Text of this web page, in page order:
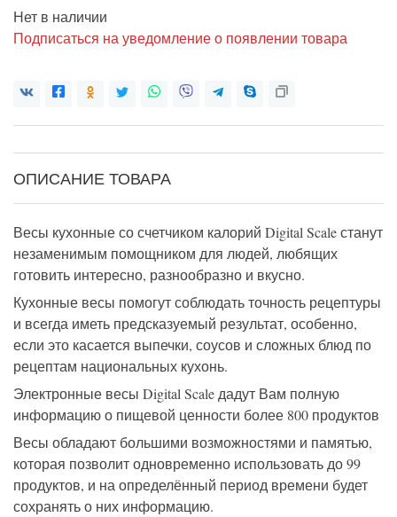
Нет в наличии
Подписаться на уведомление о появлении товара
ОПИСАНИЕ ТОВАРА
Весы кухонные со счетчиком калорий Digital Scale станут
незаменимым помощником для людей, любящих
готовить интересно, разнообразно и вкусно.
Кухонные весы помогут соблюдать точность рецептуры
и всегда иметь предсказуемый результат, особенно,
если это касается выпечки, соусов и сложных блюд по
рецептам национальных кухонь.
Электронные весы Digital Scale дадут Вам полную
информацию о пищевой ценности более 800 продуктов
Весы обладают большими возможностями и памятью,
которая позволит одновременно использовать до 99
продуктов, и на определённый период времени будет
сохранять о них информацию.